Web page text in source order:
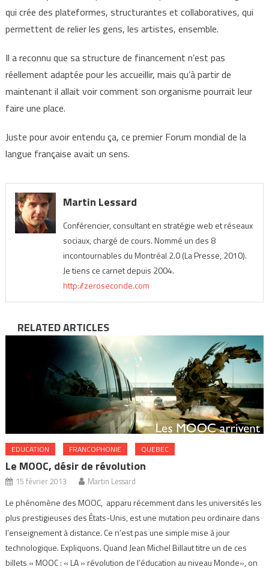
qui crée des plateformes, structurantes et collaboratives, qui
permettent de relier les gens, les artistes, ensemble.
Il a reconnu que sa structure de financement n’est pas
réellement adaptée pour les accueillir, mais qu’à partir de
maintenant il allait voir comment son organisme pourrait leur
faire une place.
Juste pour avoir entendu ça, ce premier Forum mondial de la
langue française avait un sens.
Martin Lessard
Conférencier, consultant en stratégie web et réseaux
sociaux, chargé de cours. Nommé un des 8
incontournables du Montréal 2.0 (La Presse, 2010).
Je tiens ce carnet depuis 2004.
http://zeroseconde.com
RELATED ARTICLES
EDUCATION FRANCOPHONIE QUEBEC
Le MOOC, désir de révolution
15 février 2013 Martin Lessard
Le phénomène des MOOC, apparu récemment dans les universités les
plus prestigieuses des États-Unis, est une mutation peu ordinaire dans
l’enseignement à distance. Ce n’est pas une simple mise à jour
technologique. Expliquons. Quand Jean Michel Billaut titre un de ces
billets « MOOC : « LA » révolution de l’éducation au niveau Monde», on